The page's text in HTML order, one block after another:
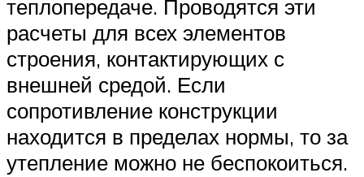
теплопередаче. Проводятся эти
расчеты для всех элементов
строения, контактирующих с
внешней средой. Если
сопротивление конструкции
находится в пределах нормы, то за
утепление можно не беспокоиться.